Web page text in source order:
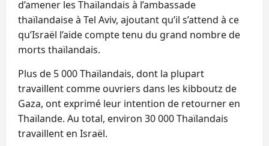
d’amener les Thaïlandais à l’ambassade
thaïlandaise à Tel Aviv, ajoutant qu’il s’attend à ce
qu’Israël l’aide compte tenu du grand nombre de
morts thaïlandais.
Plus de 5 000 Thaïlandais, dont la plupart
travaillent comme ouvriers dans les kibboutz de
Gaza, ont exprimé leur intention de retourner en
Thaïlande. Au total, environ 30 000 Thaïlandais
travaillent en Israël.